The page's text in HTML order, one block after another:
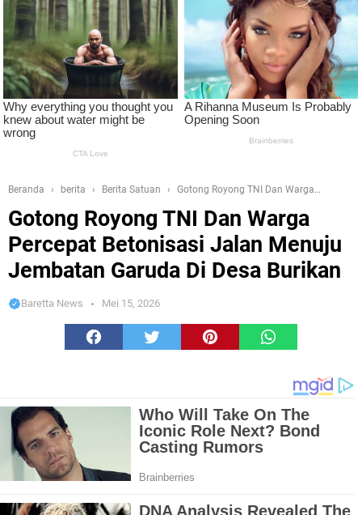
Beranda berita Berita Satuan
Gotong Royong TNI Dan Warga
Gotong Royong TNI Dan Warga
Percepat Betonisasi Jalan Menuju
Jembatan Garuda Di Desa Burikan
Baretta News Mei 15, 2026